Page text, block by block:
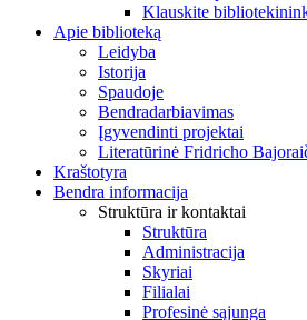
Klauskite
Apie biblioteką
Leidyba
Istorija
Spaudoje
Bendradarbiavimas
Įgyvendinti projektai
Literatūrinė Fridricho
Kraštotyra
Bendra informacija
Struktūra ir kontaktai
Struktūra
Administracija
Skyriai
Filialai
Profesinė sąjunga